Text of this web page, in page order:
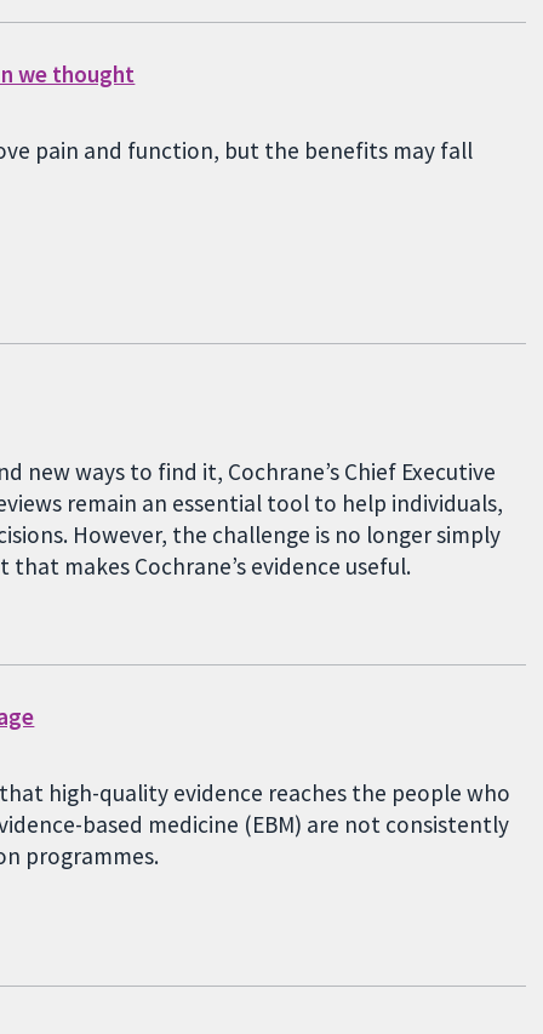
we thought
pain and function, but the benefits may fall
new ways to find it, Cochrane’s Chief Executive
remain an essential tool to help individuals,
However, the challenge is no longer simply
makes Cochrane’s evidence useful.
high-quality evidence reaches the people who
based medicine (EBM) are not consistently
programmes.